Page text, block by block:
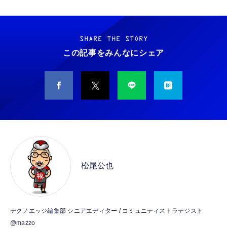
Grithope イヤホン タイプC【2026新モデル
耐久性】 有線イヤホン マイク付き HiFi音質
ノイズ低減 重低音 遅延なし
￥949
タイプc 寝ホンイヤホン 寝ホン type-c 有線
睡眠用イヤホン 【音質強化バージョン
￥2,199
MFi認証 【ハイレゾ音質】 内蔵DAC 遅延な
し 48ビット/96KHz 音量調節対応
【HIFI音質】iphone イヤホンジャック ライ
霊界コミュニケーションロボット BAKETAN
WARASHI ばけたん ワラシ 改 KAI
￥5,400
M10SR AIペット（コミュニケーションロボッ
ト）
ット）
霊界コミュニケーションロボット BAKETAN
SHARE THE STORY
この記事をみんなにシェア
松尾公也
テクノエッジ編集部 シニアエディター / コミュニティストラテジスト
@mazzo